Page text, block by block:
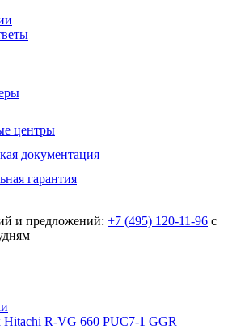
центры
документация
гарантия
и предложений: +7 (495) 120-11-96 с
R-VG 660 PUC7-1 GGR